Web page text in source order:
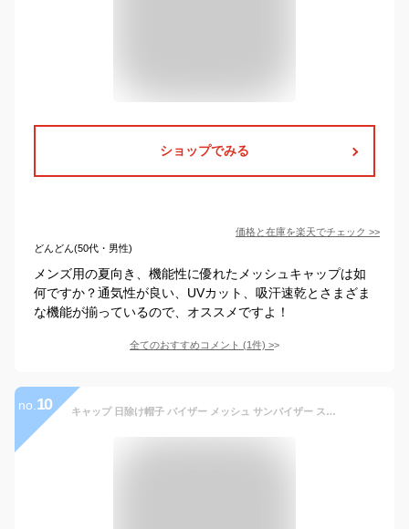
ショップでみる
価格と在庫を楽天でチェック >>
どんどん(50代・男性)
メンズ用の夏向き、機能性に優れたメッシュキャップは如
何ですか？通気性が良い、UVカット、吸汗速乾とさまざま
な機能が揃っているので、オススメですよ！
全てのおすすめコメント (1件) >
no. 10 キャップ 日除け帽子 バイザー メッシュ サンバイザー スポーツ 紫外線対策 軽量 UVカット アウトドア 通気性抜群 男女兼用 夏用 吸汗速乾 野球帽 シンプル 送料無料